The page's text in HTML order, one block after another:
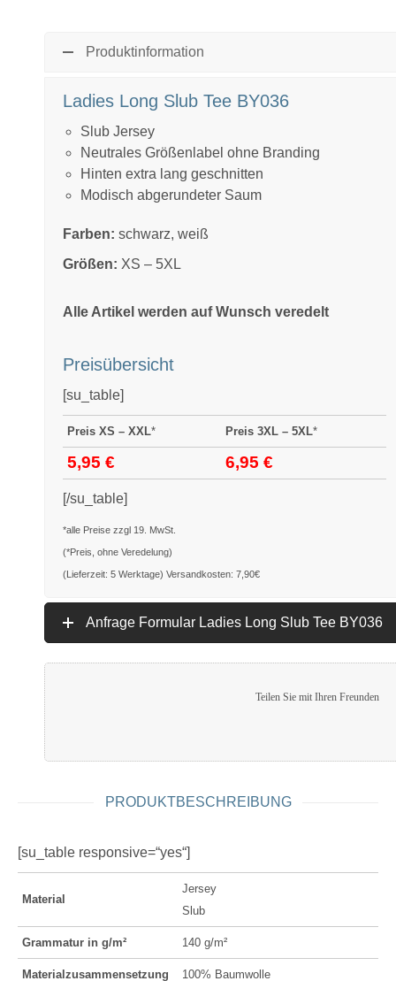
Produktinformation
Ladies Long Slub Tee BY036
Slub Jersey
Neutrales Größenlabel ohne Branding
Hinten extra lang geschnitten
Modisch abgerundeter Saum
Farben: schwarz, weiß
Größen: XS – 5XL
Alle Artikel werden auf Wunsch veredelt
Preisübersicht
[su_table]
Preis XS – XXL* Preis 3XL – 5XL*
5,95 € 6,95 €
[/su_table]
*alle Preise zzgl 19. MwSt.
(*Preis, ohne Veredelung)
(Lieferzeit: 5 Werktage) Versandkosten: 7,90€
Anfrage Formular Ladies Long Slub Tee BY036
Teilen Sie mit Ihren Freunden
PRODUKTBESCHREIBUNG
[su_table responsive=“yes“]
Material
Jersey
Slub
Grammatur in g/m² 140 g/m²
Materialzusammensetzung 100% Baumwolle